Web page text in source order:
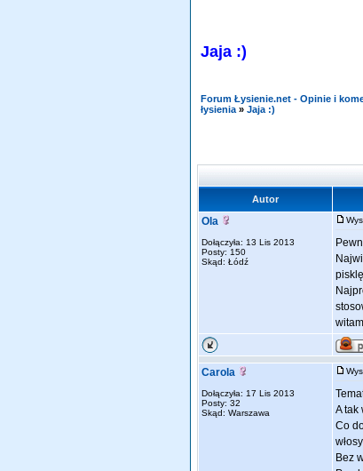
Jaja :)
Forum Łysienie.net - Opinie i
łysienia » Jaja :)
Autor
Ola
Dołączyła: 13 Lis 2013
Posty: 150
Skąd: Łódź
Carola
Dołączyła: 17 Lis 2013
Posty: 32
Skąd: Warszawa
A tak
Co
Bez